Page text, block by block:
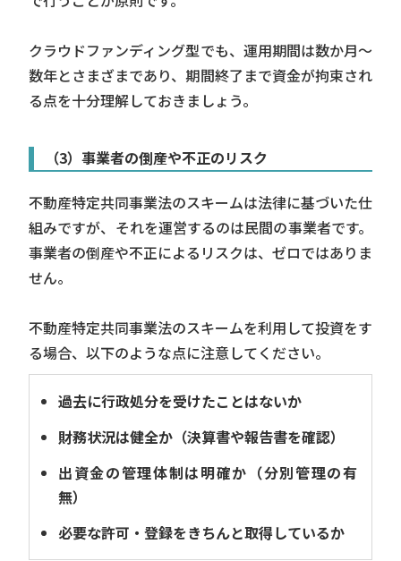
クラウドファンディング型でも、運用期間は数か月〜
数年とさまざまであり、期間終了まで資金が拘束され
る点を十分理解しておきましょう。
（3）事業者の倒産や不正のリスク
不動産特定共同事業法のスキームは法律に基づいた仕
組みですが、それを運営するのは民間の事業者です。
事業者の倒産や不正によるリスクは、ゼロではありま
せん。
不動産特定共同事業法のスキームを利用して投資をす
る場合、以下のような点に注意してください。
過去に行政処分を受けたことはないか
財務状況は健全か（決算書や報告書を確認）
出資金の管理体制は明確か（分別管理の有
無）
必要な許可・登録をきちんと取得しているか